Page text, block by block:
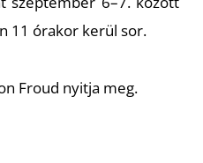
11 órakor kerül sor.
Froud nyitja meg.